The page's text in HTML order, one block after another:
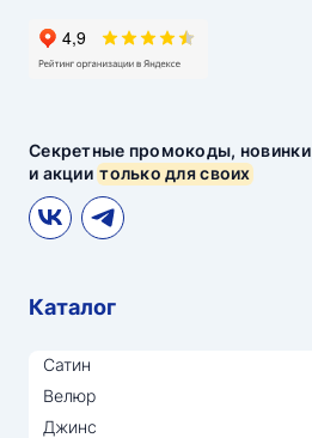
Секретные промокоды, новинки
и акциитолько для своих
Каталог
Сатин
Велюр
Джинс